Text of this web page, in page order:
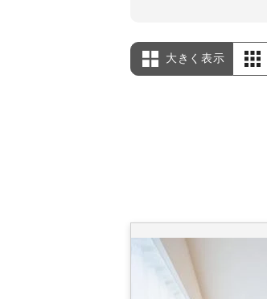
大きく表示